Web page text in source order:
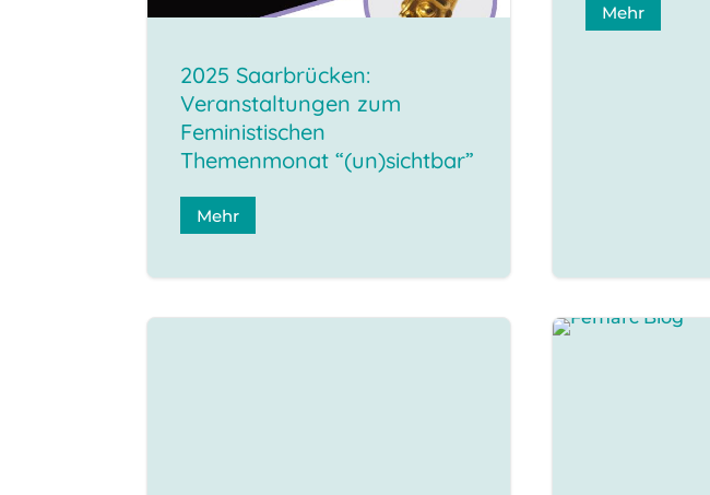
2025 Saarbrücken:
Veranstaltungen zum
Feministischen
Themenmonat “(un)sichtbar”
Mehr
Mehr